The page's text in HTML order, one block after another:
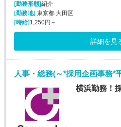
[勤務形態]紹介
[勤務地] 東京都 大田区
[時給] 1,250円～
詳細を見
人事・総務(～*採用企画事務*
横浜勤務！